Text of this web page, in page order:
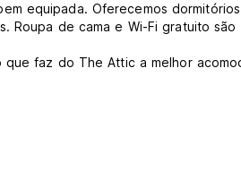
equipada. Oferecemos
Roupa de cama e Wi-Fi gratuito são
faz do The Attic a melhor